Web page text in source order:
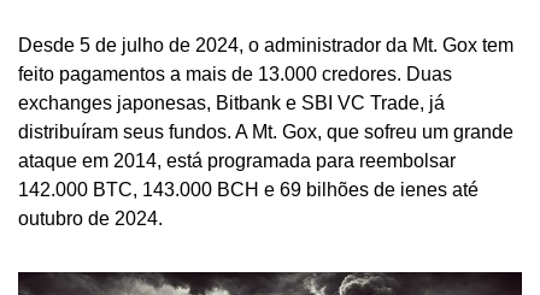
Desde 5 de julho de 2024, o administrador da Mt. Gox tem
feito pagamentos a mais de 13.000 credores. Duas
exchanges japonesas, Bitbank e SBI VC Trade, já
distribuíram seus fundos. A Mt. Gox, que sofreu um grande
ataque em 2014, está programada para reembolsar
142.000 BTC, 143.000 BCH e 69 bilhões de ienes até
outubro de 2024.